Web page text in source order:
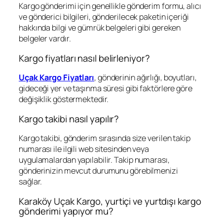
Kargo gönderimi için genellikle gönderim formu, alıcı
ve gönderici bilgileri, gönderilecek paketin içeriği
hakkında bilgi ve gümrük belgeleri gibi gereken
belgeler vardır.
Kargo fiyatları nasıl belirleniyor?
Uçak Kargo Fiyatları, gönderinin ağırlığı, boyutları,
gideceği yer ve taşınma süresi gibi faktörlere göre
değişiklik göstermektedir.
Kargo takibi nasıl yapılır?
Kargo takibi, gönderim sırasında size verilen takip
numarası ile ilgili web sitesinden veya
uygulamalardan yapılabilir. Takip numarası,
gönderinizin mevcut durumunu görebilmenizi
sağlar.
Karaköy Uçak Kargo, yurtiçi ve yurtdışı kargo
gönderimi yapıyor mu?